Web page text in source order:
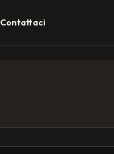
Contattaci